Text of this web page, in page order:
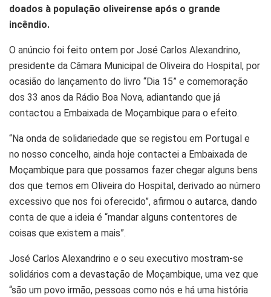
doados à população oliveirense após o grande
incêndio.
O anúncio foi feito ontem por José Carlos Alexandrino,
presidente da Câmara Municipal de Oliveira do Hospital, por
ocasião do lançamento do livro “Dia 15” e comemoração
dos 33 anos da Rádio Boa Nova, adiantando que já
contactou a Embaixada de Moçambique para o efeito.
“Na onda de solidariedade que se registou em Portugal e
no nosso concelho, ainda hoje contactei a Embaixada de
Moçambique para que possamos fazer chegar alguns bens
dos que temos em Oliveira do Hospital, derivado ao número
excessivo que nos foi oferecido”, afirmou o autarca, dando
conta de que a ideia é “mandar alguns contentores de
coisas que existem a mais”.
José Carlos Alexandrino e o seu executivo mostram-se
solidários com a devastação de Moçambique, uma vez que
“são um povo irmão, pessoas como nós e há uma história